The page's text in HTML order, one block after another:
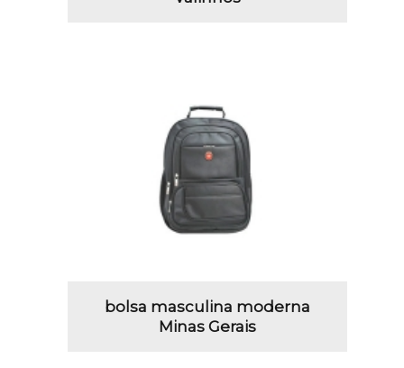
bolsa masculina moderna
Minas Gerais